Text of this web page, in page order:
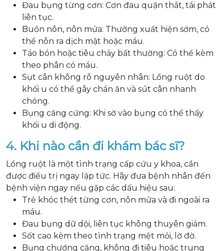
Đau bụng từng cơn: Cơn đau quặn thắt, tái phát
liên tục.
Buồn nôn, nôn mửa: Thường xuất hiện sớm, có
thể nôn ra dịch mật hoặc máu.
Táo bón hoặc tiêu chảy bất thường: Có thể kèm
theo phân có máu.
Sụt cân không rõ nguyên nhân: Lồng ruột do
khối u có thể gây chán ăn và sút cân nhanh
chóng.
Bụng căng cứng: Khi sờ vào bụng có thể thấy
khối u di động.
4. Khi nào cần đi khám bác sĩ?
Lồng ruột là một tình trạng cấp cứu y khoa, cần
được điều trị ngay lập tức. Hãy đưa bệnh nhân đến
bệnh viện ngay nếu gặp các dấu hiệu sau:
Trẻ khóc thét từng cơn, nôn mửa và đi ngoài ra
máu.
Đau bụng dữ dội, liên tục không thuyên giảm.
Sốt cao kèm theo tình trạng mệt mỏi, lờ đờ.
Bụng chướng căng, không đi tiêu hoặc trung